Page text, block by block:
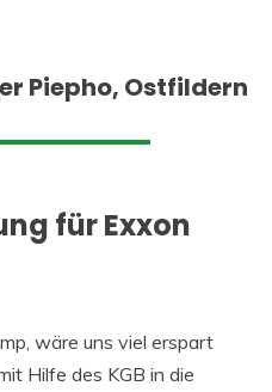
Piepho, Ostfildern
für Exxon
wäre uns viel erspart
Hilfe des KGB in die